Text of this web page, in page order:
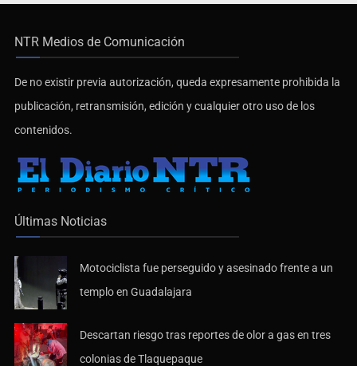
NTR Medios de Comunicación
De no existir previa autorización, queda expresamente prohibida la
publicación, retransmisión, edición y cualquier otro uso de los
contenidos.
Últimas Noticias
Motociclista fue perseguido y asesinado frente a un
templo en Guadalajara
Descartan riesgo tras reportes de olor a gas en tres
colonias de Tlaquepaque